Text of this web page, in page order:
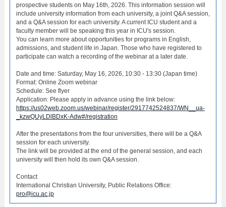
prospective students on May 16th, 2026. This information session will
include university information from each university, a joint Q&A session,
and a Q&A session for each university. A current ICU student and a
faculty member will be speaking this year in ICU's session.
You can learn more about opportunities for programs in English,
admissions, and student life in Japan. Those who have registered to
participate can watch a recording of the webinar at a later date.
Date and time: Saturday, May 16, 2026, 10:30 - 13:30 (Japan time)
Format: Online Zoom webinar
Schedule: See flyer
Application: Please apply in advance using the link below:
https://us02web.zoom.us/webinar/register/2917742524837/WN__ua-
_kzwQUyLDlBDxK-Adw#/registration
After the presentations from the four universities, there will be a Q&A
session for each university.
The link will be provided at the end of the general session, and each
university will then hold its own Q&A session.
Contact
International Christian University, Public Relations Office:
pro@icu.ac.jp